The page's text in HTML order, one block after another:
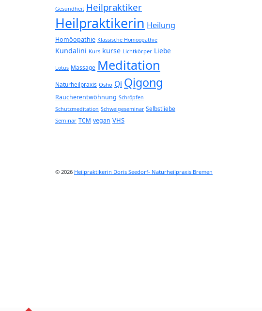
Gesundheit Heilpraktiker
Heilpraktikerin Heilung
Homöopathie Klassische Homöopathie
Kundalini Kurs kurse Lichtkörper Liebe
Lotus Massage Meditation
Naturheilpraxis Osho Qi Qigong
Raucherentwöhnung Schröpfen
Schutzmeditation Schweigeseminar Selbstliebe
Seminar TCM vegan VHS
© 2026 Heilpraktikerin Doris Seedorf- Naturheilpraxis Bremen